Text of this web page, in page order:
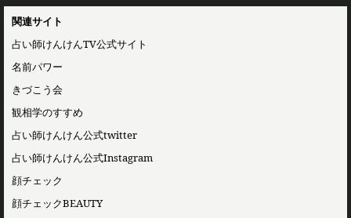
関連サイト
占い師けんけんTV公式サイト
名前パワー
きづこう会
観相学のすすめ
占い師けんけん公式twitter
占い師けんけん公式Instagram
顔チェック
顔チェックBEAUTY